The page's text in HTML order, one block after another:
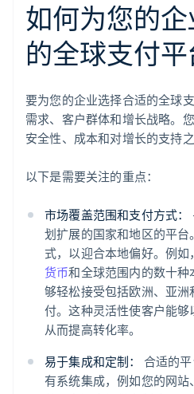
如何为您的
的全球支付平
要为您的企业选择合适的全球
需求、客户群体和增长战略。
安全性、成本和对增长的支持
以下是需要关注的重点：
市场覆盖范围和支付方式：
划扩展的国家和地区的平
式，以迎合本地偏好。例
货币和全球范围内的数十
够轻松接受包括欧洲、亚
付。这种灵活性使客户能够
从而提高转化率。
易于集成和定制：
合适的
有系统集成，例如您的网